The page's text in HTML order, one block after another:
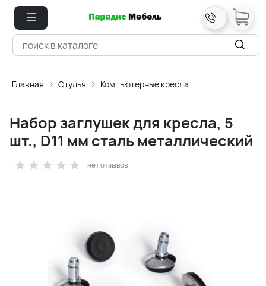
Главная Стулья Компьютерные кресла
Набор заглушек для кресла, 5
шт., D11 мм сталь металлический
нет отзывов